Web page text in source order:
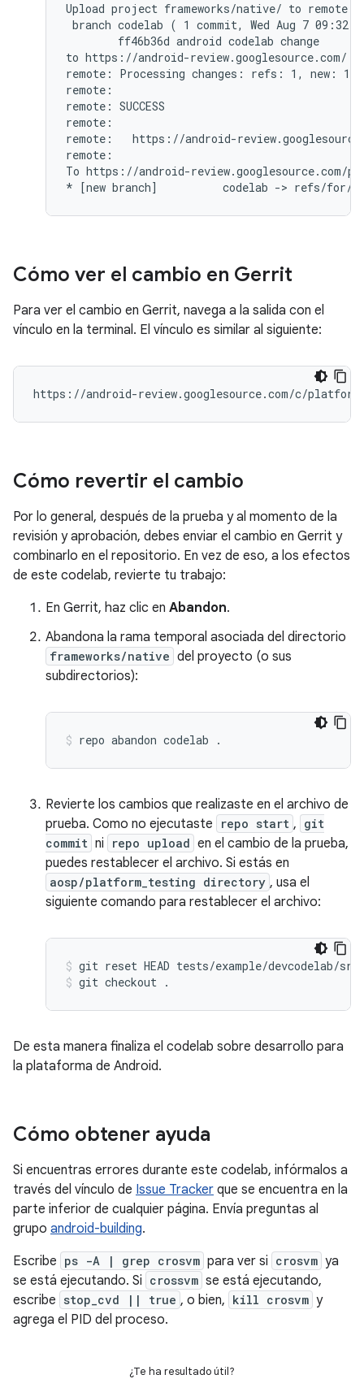
Upload project frameworks/native/ to remote
branch codelab ( 1 commit, Wed Aug 7
        ff46b36d android codelab change
to https://android-review.googlesource.com/
remote: Processing changes: refs: 1, new: 1,
remote:
remote: SUCCESS
remote:
remote:   https://android-
remote:
To https://android-review.googlesource.com/
Cómo ver el cambio en Gerrit
Para ver el cambio en Gerrit, navega a la salida con el
vínculo en la terminal. El vínculo es similar al siguiente:
Cómo revertir el cambio
Por lo general, después de la prueba y al momento de la
revisión y aprobación, debes enviar el cambio en Gerrit y
combinarlo en el repositorio. En vez de eso, a los efectos
de este codelab, revierte tu trabajo:
En Gerrit, haz clic en Abandon.
Abandona la rama temporal asociada del directorio
frameworks/native del proyecto (o sus
subdirectorios):
repo abandon codelab .
Revierte los cambios que realizaste en el archivo de
prueba. Como no ejecutaste
repo start , git
commit ni repo upload en el cambio de la prueba,
puedes restablecer el archivo. Si estás en
aosp/platform_testing directory , usa el
siguiente comando para restablecer el archivo:
git reset HEAD tests/example/devcodelab/
git checkout .
De esta manera finaliza el codelab sobre desarrollo para
la plataforma de Android.
Cómo obtener ayuda
Si encuentras errores durante este codelab, infórmalos a
través del vínculo de Issue Tracker que se encuentra en la
parte inferior de cualquier página. Envía preguntas al
grupo android-building.
Escribe ps -A | grep crosvm para ver si crosvm ya
se está ejecutando. Si crossvm se está ejecutando,
escribe stop_cvd || true , o bien, kill crosvm y
agrega el PID del proceso.
¿Te ha resultado útil?